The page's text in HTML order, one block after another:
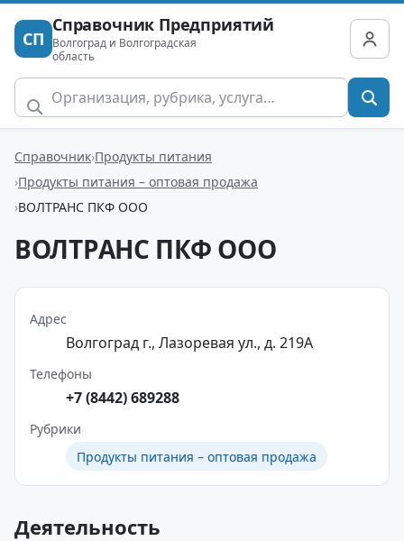
СП
Справочник Предприятий
Волгоград и Волгоградская
область
Справочник Продукты питания
Продукты питания – оптовая продажа
ВОЛТРАНС ПКФ ООО
ВОЛТРАНС ПКФ ООО
Адрес
Волгоград г., Лазоревая ул., д. 219А
Телефоны
+7 (8442) 689288
Рубрики
Продукты питания – оптовая продажа
Деятельность